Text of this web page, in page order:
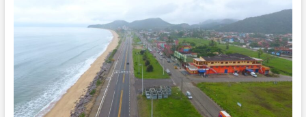
Sebastião/Ilhabela